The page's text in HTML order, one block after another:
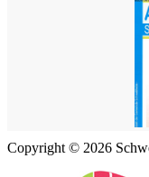
Copyright © 2026